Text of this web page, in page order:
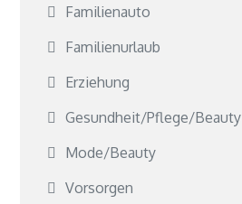
Familienauto
Familienurlaub
Erziehung
Gesundheit/Pflege/Beauty
Mode/Beauty
Vorsorgen